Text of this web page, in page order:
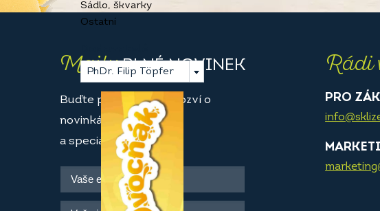
Sádlo, škvarky
Ostatní
PhDr. Filip Töpfer
MailyPLNÉ NOVINEK
Buďte první, kdo se dozví o
novinkách
a speciálních akcích.
Rádi
PRO